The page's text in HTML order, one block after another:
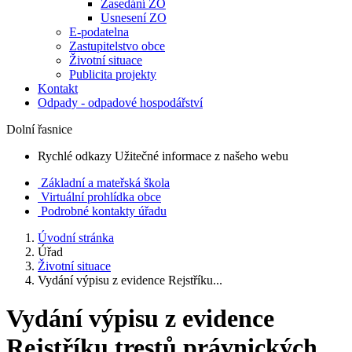
Zasedání ZO
Usnesení ZO
E-podatelna
Zastupitelstvo obce
Životní situace
Publicita projekty
Kontakt
Odpady - odpadové hospodářství
Dolní řasnice
Rychlé odkazy Užitečné informace z našeho webu
Základní a mateřská škola
Virtuální prohlídka obce
Podrobné kontakty úřadu
Úvodní stránka
Úřad
Životní situace
Vydání výpisu z evidence Rejstříku...
Vydání výpisu z evidence